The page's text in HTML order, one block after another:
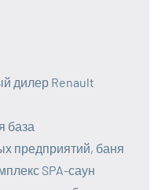
дилер Renault
база
предприятий, баня
SPA-саун